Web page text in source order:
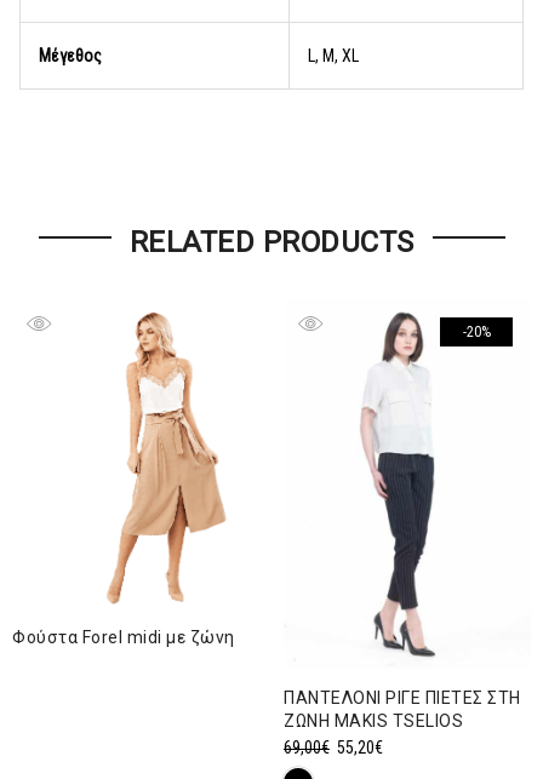
Μέγεθος L, M, XL
RELATED PRODUCTS
Φούστα Forel midi με ζώνη
-20%
ΠΑΝΤΕΛΟΝΙ ΡΙΓΕ ΠΙΕΤΕΣ ΣΤΗ
ΖΩΝΗ MAKIS TSELIOS
69,00€ Original
55,20€Η